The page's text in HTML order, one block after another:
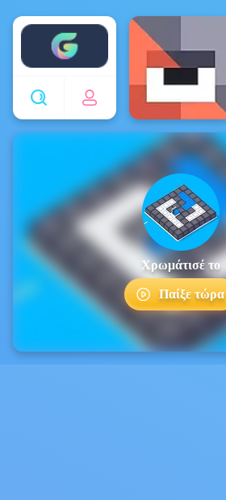
Enjoy4fun
Χρωμάτισέ το
Παίξε τώρα